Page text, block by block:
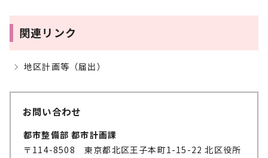
関連リンク
地区計画等（届出）
お問い合わせ
都市整備部 都市計画課
〒114-8508 東京都北区王子本町1-15-22 北区役所